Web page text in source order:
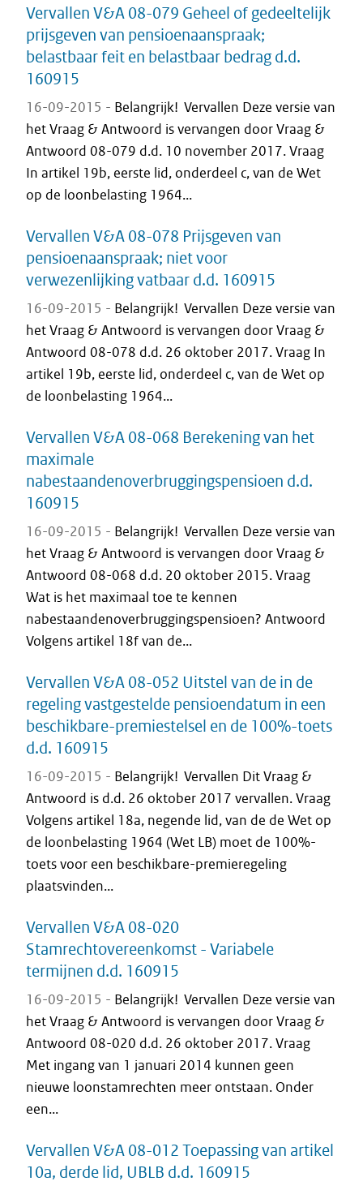
Vervallen V&A 08-079 Geheel of gedeeltelijk
prijsgeven van pensioenaanspraak;
belastbaar feit en belastbaar bedrag d.d.
160915
16-09-2015 - Belangrijk! Vervallen Deze versie van
het Vraag & Antwoord is vervangen door Vraag &
Antwoord 08-079 d.d. 10 november 2017. Vraag
In artikel 19b, eerste lid, onderdeel c, van de Wet
op de loonbelasting 1964...
Vervallen V&A 08-078 Prijsgeven van
pensioenaanspraak; niet voor
verwezenlijking vatbaar d.d. 160915
16-09-2015 - Belangrijk! Vervallen Deze versie van
het Vraag & Antwoord is vervangen door Vraag &
Antwoord 08-078 d.d. 26 oktober 2017. Vraag In
artikel 19b, eerste lid, onderdeel c, van de Wet op
de loonbelasting 1964...
Vervallen V&A 08-068 Berekening van het
maximale
nabestaandenoverbruggingspensioen d.d.
160915
16-09-2015 - Belangrijk! Vervallen Deze versie van
het Vraag & Antwoord is vervangen door Vraag &
Antwoord 08-068 d.d. 20 oktober 2015. Vraag
Wat is het maximaal toe te kennen
nabestaandenoverbruggingspensioen? Antwoord
Volgens artikel 18f van de...
Vervallen V&A 08-052 Uitstel van de in de
regeling vastgestelde pensioendatum in een
beschikbare-premiestelsel en de 100%-toets
d.d. 160915
16-09-2015 - Belangrijk! Vervallen Dit Vraag &
Antwoord is d.d. 26 oktober 2017 vervallen. Vraag
Volgens artikel 18a, negende lid, van de de Wet op
de loonbelasting 1964 (Wet LB) moet de 100%-
toets voor een beschikbare-premieregeling
plaatsvinden...
Vervallen V&A 08-020
Stamrechtovereenkomst - Variabele
termijnen d.d. 160915
16-09-2015 - Belangrijk! Vervallen Deze versie van
het Vraag & Antwoord is vervangen door Vraag &
Antwoord 08-020 d.d. 26 oktober 2017. Vraag
Met ingang van 1 januari 2014 kunnen geen
nieuwe loonstamrechten meer ontstaan. Onder
een...
Vervallen V&A 08-012 Toepassing van artikel
10a, derde lid, UBLB d.d. 160915